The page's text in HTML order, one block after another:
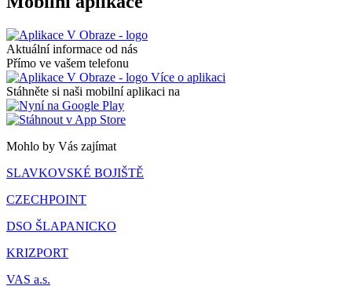
Aktuální informace od nás
Přímo ve vašem telefonu
Více o aplikaci
Stáhněte si naši mobilní aplikaci na
Mohlo by Vás zajímat
SLAVKOVSKÉ BOJIŠTĚ
CZECHPOINT
DSO ŠLAPANICKO
KRIZPORT
VAS a.s.